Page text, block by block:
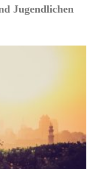
Jugendlichen